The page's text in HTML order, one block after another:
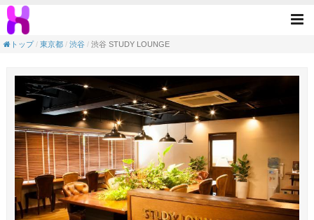
トップ
東京都 渋谷 渋谷 STUDY LOUNGE